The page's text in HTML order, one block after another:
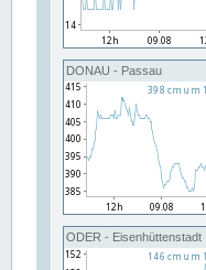
DONAU - Passau
ODER - Eisenhüttenstadt